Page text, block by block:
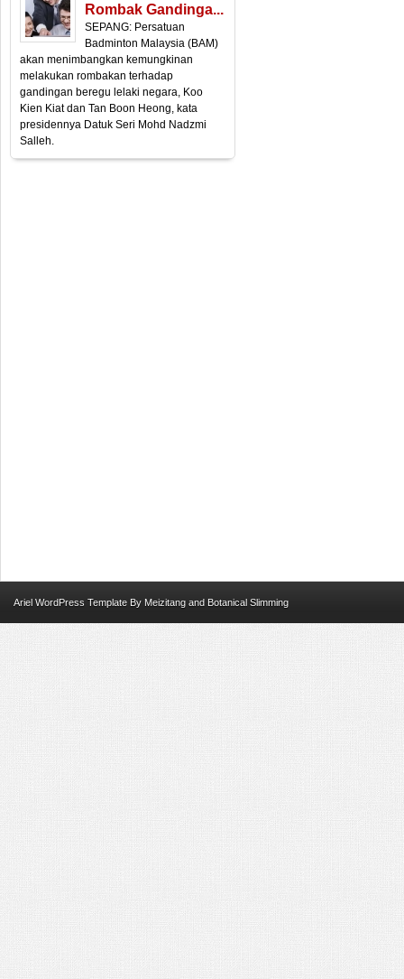
Rombak Gandinga...
SEPANG: Persatuan
Badminton Malaysia (BAM)
akan menimbangkan kemungkinan
melakukan rombakan terhadap
gandingan beregu lelaki negara, Koo
Kien Kiat dan Tan Boon Heong, kata
presidennya Datuk Seri Mohd Nadzmi
Salleh.
Ariel WordPress Template By Meizitang and Botanical Slimming